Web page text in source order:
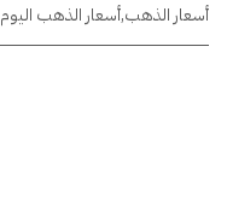
أسعار الذهب,أسعار الذهب اليوم